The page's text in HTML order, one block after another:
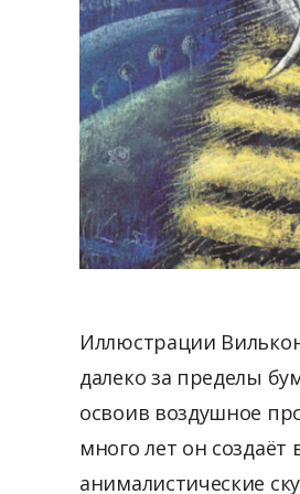
Иллюстрации
далеко за пределы
освоив воздушное
много лет он
анималистические